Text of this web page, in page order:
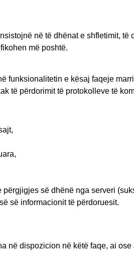
në të dhënat e shfletimit,
më poshtë.
e kësaj faqeje
të përdorimit të protokolleve të
së dhënë nga serveri
së informacionit të përdoruesit.
në dispozicion në këtë faqe, ai